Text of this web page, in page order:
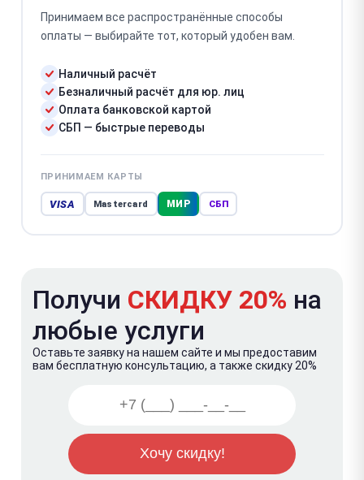
Принимаем все распространённые способы
оплаты — выбирайте тот, который удобен вам.
Наличный расчёт
Безналичный расчёт для юр. лиц
Оплата банковской картой
СБП — быстрые переводы
ПРИНИМАЕМ КАРТЫ
VISA Mastercard МИР СБП
Получи СКИДКУ 20% на
любые услуги
Оставьте заявку на нашем сайте и мы предоставим
вам бесплатную консультацию, а также скидку 20%